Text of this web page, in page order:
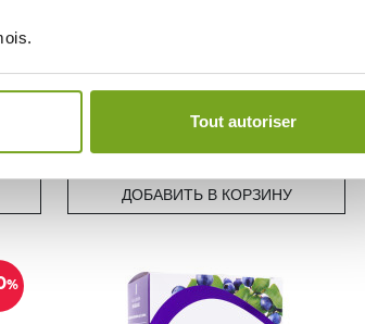
Tout autoriser
LEHNING
LEHNING BIO CLIMAXOLCAPS
11,30 €
ДОБАВИТЬ В КОРЗИНУ
%